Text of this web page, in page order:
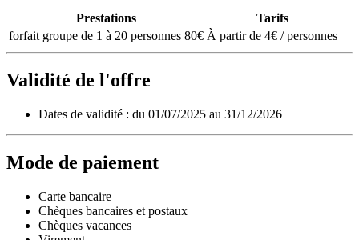
Prestations
Tarifs
forfait groupe de 1 à 20 personnes 80€ À partir de 4€ / personnes
Validité de l'offre
Dates de validité : du 01/07/2025 au 31/12/2026
Mode de paiement
Carte bancaire
Chèques bancaires et postaux
Chèques vacances